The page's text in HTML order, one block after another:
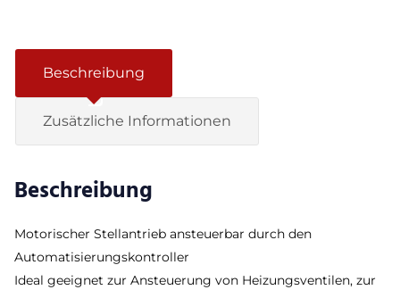
Beschreibung
Zusätzliche Informationen
Beschreibung
Motorischer Stellantrieb ansteuerbar durch den
Automatisierungskontroller
Ideal geeignet zur Ansteuerung von Heizungsventilen, zur